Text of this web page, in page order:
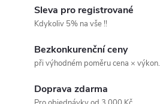
Sleva pro registrované
Kdykoliv 5% na vše !!
Bezkonkurenční ceny
při výhodném poměru cena × výkon.
Doprava zdarma